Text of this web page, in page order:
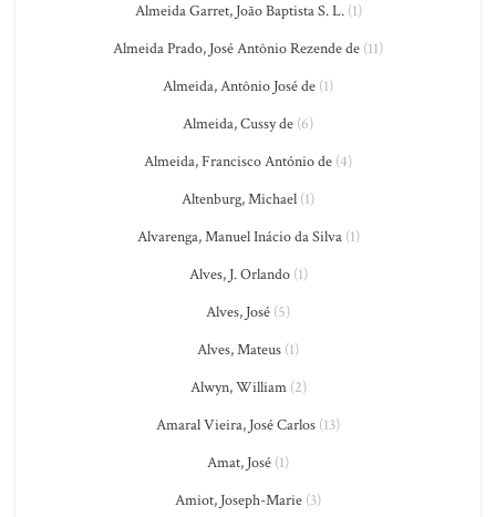
Almeida Garret, João Baptista S. L.(1)
Almeida Prado, José Antônio Rezende de (11)
Almeida, Antônio José de (1)
Almeida, Cussy de (6)
Almeida, Francisco António de (4)
Altenburg, Michael (1)
Alvarenga, Manuel Inácio da Silva(1)
Alves, J. Orlando(1)
Alves, José (5)
Alves, Mateus (1)
Alwyn, William(2)
Amaral Vieira, José Carlos (13)
Amat, José (1)
Amiot, Joseph-Marie (3)